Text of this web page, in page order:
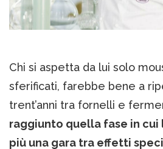
Chi si aspetta da lui solo
sferificati, farebbe bene a
trent’anni tra fornelli e
raggiunto quella fase in cui
più una gara tra effetti